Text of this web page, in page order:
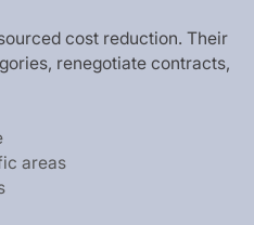
ourced cost reduction. Their
ories, renegotiate contracts,
ic areas